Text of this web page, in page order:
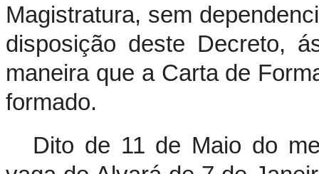
Magistratura, sem
disposição deste Decreto,
maneira que a Carta de
formado.
Dito de 11 de Maio do